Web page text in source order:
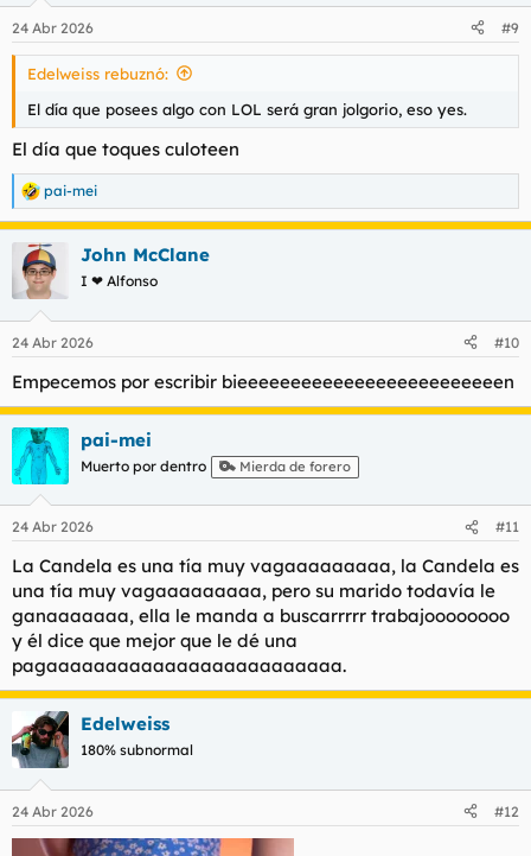
e
s
24 Abr 2026 #9
Edelweiss rebuznó:
El día que posees algo con LOL será gran jolgorio, eso yes.
El día que toques culoteen
R
e
a
c
c
e
:
pai-mei
John McClane
I ❤ Alfonso
24 Abr 2026 #10
Empecemos por escribir bieeeeeeeeeeeeeeeeeeeeeeeeen
pai-mei
Muerto por dentro Mierda de forero
24 Abr 2026 #11
La Candela es una tía muy vagaaaaaaaaa, la Candela es
una tía muy vagaaaaaaaaa, pero su marido todavía le
ganaaaaaaa, ella le manda a buscarrrrr trabajoooooooo
y él dice que mejor que le dé una
pagaaaaaaaaaaaaaaaaaaaaaaaaa.
Edelweiss
180% subnormal
24 Abr 2026 #12